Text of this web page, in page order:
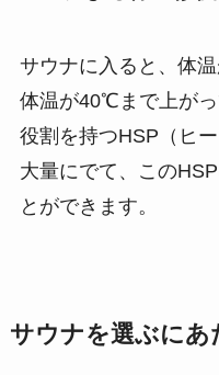
サウナに入ると、体温
体温が40℃まで上が
役割を持つHSP（ヒ
大量にでて、この
とができます。
サウナを選ぶにあ